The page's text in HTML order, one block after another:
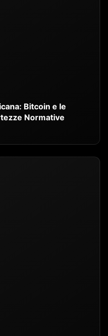
Bitcoin e le
Normative